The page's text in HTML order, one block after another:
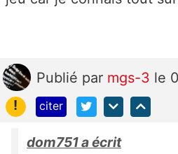
Publié par mgs-3 le
!
citer
dom751 a écrit